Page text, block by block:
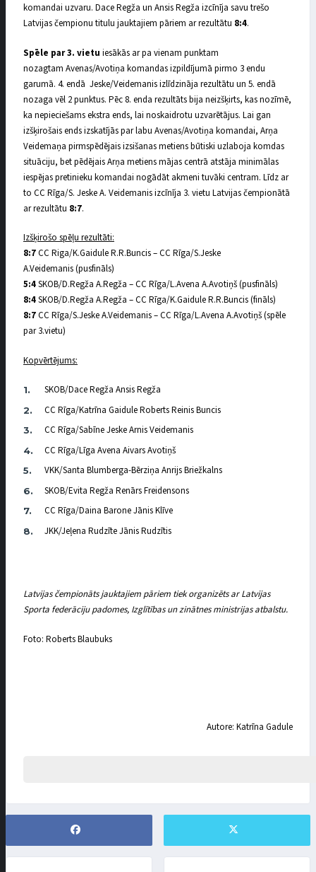
komandai uzvaru. Dace Regža un Ansis Regža izcīnīja savu trešo
Latvijas čempionu titulu jauktajiem pāriem ar rezultātu 8:4.
Spēle par 3. vietu iesākās ar pa vienam punktam
nozagtam Avenas/Avotiņa komandas izpildījumā pirmo 3 endu
garumā. 4. endā Jeske/Veidemanis izlīdzināja rezultātu un 5. endā
nozaga vēl 2 punktus. Pēc 8. enda rezultāts bija neizšķirts, kas nozīmē,
ka nepieciešams ekstra ends, lai noskaidrotu uzvarētājus. Lai gan
izšķirošais ends izskatījās par labu Avenas/Avotiņa komandai, Arņa
Veidemaņa pirmspēdējais izsišanas metiens būtiski uzlaboja komdas
situāciju, bet pēdējais Arņa metiens mājas centrā atstāja minimālas
iespējas pretinieku komandai nogādāt akmeni tuvāki centram. Līdz ar
to CC Rīga/S. Jeske A. Veidemanis izcīnīja 3. vietu Latvijas čempionātā
ar rezultātu 8:7.
Izšķirošo spēļu rezultāti:
8:7CC Riga/K.Gaidule R.R.Buncis – CC Rīga/S.Jeske
A.Veidemanis (pusfināls)
5:4SKOB/D.Regža A.Regža – CC Rīga/L.Avena A.Avotiņš (pusfināls)
8:4SKOB/D.Regža A.Regža – CC Rīga/K.Gaidule R.R.Buncis (fināls)
8:7CC Rīga/S.Jeske A.Veidemanis – CC Rīga/L.Avena A.Avotiņš (spēle
par 3.vietu)
Kopvērtējums:
SKOB/Dace Regža Ansis Regža
CC Rīga/Katrīna Gaidule Roberts Reinis Buncis
CC Rīga/Sabīne Jeske Arnis Veidemanis
CC Rīga/Līga Avena Aivars Avotiņš
VKK/Santa Blumberga-Bērziņa Anrijs Briežkalns
SKOB/Evita Regža Renārs Freidensons
CC Rīga/Daina Barone Jānis Klīve
JKK/Jeļena Rudzīte Jānis Rudzītis
Latvijas čempionāts jauktajiem pāriem tiek organizēts ar Latvijas
Sporta federāciju padomes, Izglītības un zinātnes ministrijas atbalstu.
Foto: Roberts Blaubuks
Autore: Katrīna Gadule